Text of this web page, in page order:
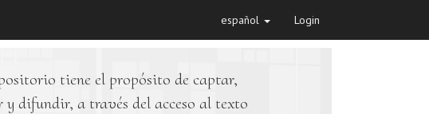
español Login
tiene el propósito de captar,
y difundir, a través del acceso al texto